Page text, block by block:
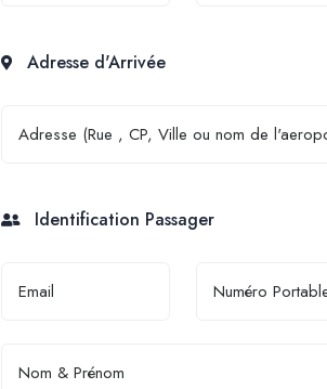
Adresse d'Arrivée
Identification Passager